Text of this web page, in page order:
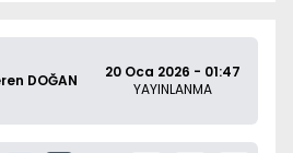
DOĞAN
20 Oca 2026 - 01:47
YAYINLANMA